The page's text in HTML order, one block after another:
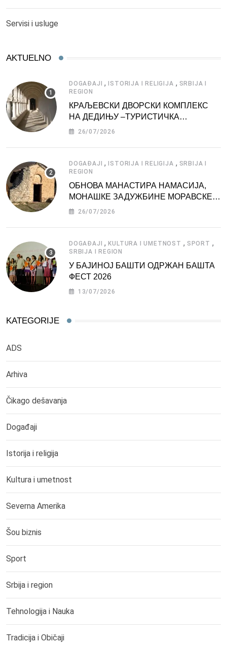
Servisi i usluge
AKTUELNO
DOGAĐAJI , ISTORIJA I RELIGIJA , SRBIJA I
REGION
КРАЉЕВСКИ ДВОРСКИ КОМПЛЕКС
НА ДЕДИЊУ –ТУРИСТИЧКА
АТРАКЦИЈА
26/07/2026
DOGAĐAJI , ISTORIJA I RELIGIJA , SRBIJA I
REGION
ОБНОВА МАНАСТИРА НАМАСИЈА,
МОНАШКЕ ЗАДУЖБИНЕ МОРАВСКЕ
СРБИЈЕ
26/07/2026
DOGAĐAJI ,KULTURA I UMETNOST , SPORT ,
SRBIJA I REGION
У БАЈИНОЈ БАШТИ ОДРЖАН БАШТА
ФЕСТ 2026
13/07/2026
KATEGORIJE
ADS
Arhiva
Čikago dešavanja
Događaji
Istorija i religija
Kultura i umetnost
Severna Amerika
Šou biznis
Sport
Srbija i region
Tehnologija i Nauka
Tradicija i Običaji